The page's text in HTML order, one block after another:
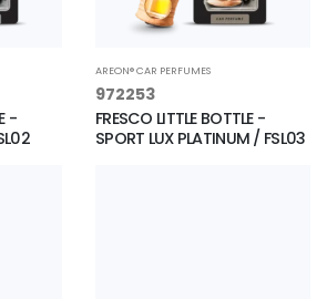
-
AREON® CAR PERFUMES
972253
FRESCO LITTLE BOTTLE -
SPORT LUX PLATINUM / FSL03